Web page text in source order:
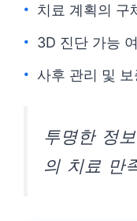
치료 계획의 구
3D 진단 가능
사후 관리 및
투명한 정
의 치료 만